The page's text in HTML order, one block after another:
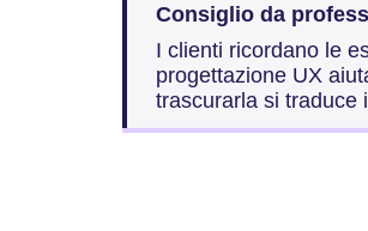
Consiglio da
I clienti ricordano le
progettazione UX
trascurarla si traduce